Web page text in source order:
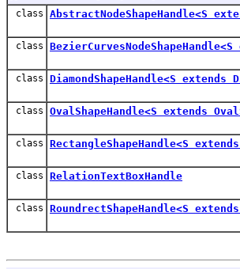
class AbstractNodeShapeHandle<S
class
class DiamondShapeHandle<S extends
class OvalShapeHandle<S extends
class RectangleShapeHandle<S
class RelationTextBoxHandle
class RoundrectShapeHandle<S